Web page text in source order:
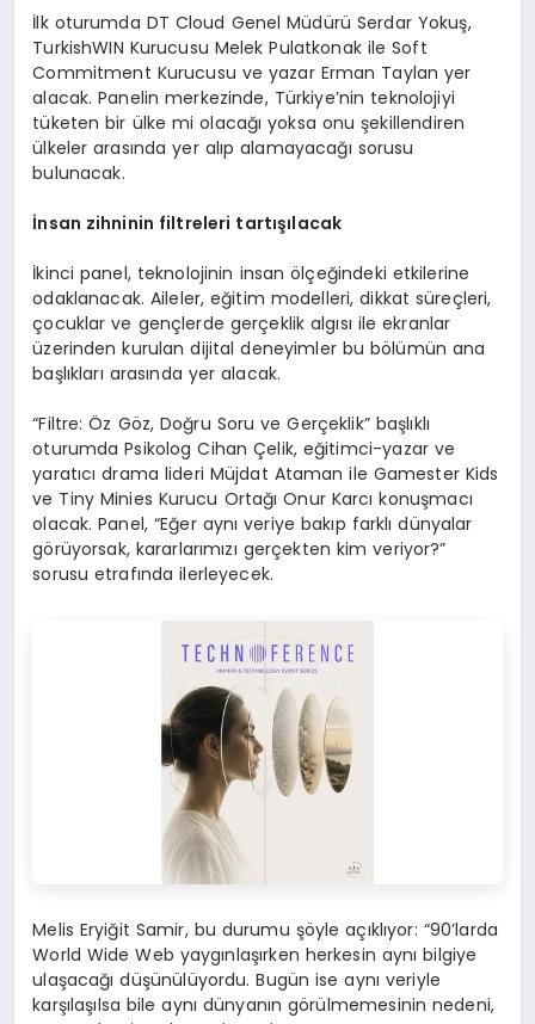
İlk oturumda DT Cloud Genel Müdürü Serdar Yokuş,
TurkishWIN Kurucusu Melek Pulatkonak ile Soft
Commitment Kurucusu ve yazar Erman Taylan yer
alacak. Panelin merkezinde, Türkiye’nin teknolojiyi
tüketen bir ülke mi olacağı yoksa onu şekillendiren
ülkeler arasında yer alıp alamayacağı sorusu
bulunacak.
İnsan zihninin filtreleri tartışılacak
İkinci panel, teknolojinin insan ölçeğindeki etkilerine
odaklanacak. Aileler, eğitim modelleri, dikkat süreçleri,
çocuklar ve gençlerde gerçeklik algısı ile ekranlar
üzerinden kurulan dijital deneyimler bu bölümün ana
başlıkları arasında yer alacak.
“Filtre: Öz Göz, Doğru Soru ve Gerçeklik” başlıklı
oturumda Psikolog Cihan Çelik, eğitimci-yazar ve
yaratıcı drama lideri Müjdat Ataman ile Gamester Kids
ve Tiny Minies Kurucu Ortağı Onur Karcı konuşmacı
olacak. Panel, “Eğer aynı veriye bakıp farklı dünyalar
görüyorsak, kararlarımızı gerçekten kim veriyor?”
sorusu etrafında ilerleyecek.
Melis Eryiğit Samir, bu durumu şöyle açıklıyor: “90’larda
World Wide Web yaygınlaşırken herkesin aynı bilgiye
ulaşacağı düşünülüyordu. Bugün ise aynı veriyle
karşılaşılsa bile aynı dünyanın görülmemesinin nedeni,